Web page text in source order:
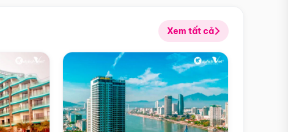
Xem tất cả